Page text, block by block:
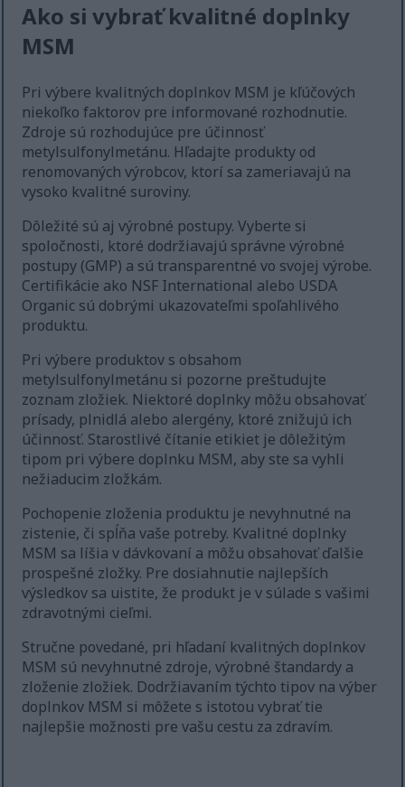
Ako si vybrať kvalitné doplnky
MSM
Pri výbere kvalitných doplnkov MSM je kľúčových
niekoľko faktorov pre informované rozhodnutie.
Zdroje sú rozhodujúce pre účinnosť
metylsulfonylmetánu. Hľadajte produkty od
renomovaných výrobcov, ktorí sa zameriavajú na
vysoko kvalitné suroviny.
Dôležité sú aj výrobné postupy. Vyberte si
spoločnosti, ktoré dodržiavajú správne výrobné
postupy (GMP) a sú transparentné vo svojej výrobe.
Certifikácie ako NSF International alebo USDA
Organic sú dobrými ukazovateľmi spoľahlivého
produktu.
Pri výbere produktov s obsahom
metylsulfonylmetánu si pozorne preštudujte
zoznam zložiek. Niektoré doplnky môžu obsahovať
prísady, plnidlá alebo alergény, ktoré znižujú ich
účinnosť. Starostlivé čítanie etikiet je dôležitým
tipom pri výbere doplnku MSM, aby ste sa vyhli
nežiaducim zložkám.
Pochopenie zloženia produktu je nevyhnutné na
zistenie, či spĺňa vaše potreby. Kvalitné doplnky
MSM sa líšia v dávkovaní a môžu obsahovať ďalšie
prospešné zložky. Pre dosiahnutie najlepších
výsledkov sa uistite, že produkt je v súlade s vašimi
zdravotnými cieľmi.
Stručne povedané, pri hľadaní kvalitných doplnkov
MSM sú nevyhnutné zdroje, výrobné štandardy a
zloženie zložiek. Dodržiavaním týchto tipov na výber
doplnkov MSM si môžete s istotou vybrať tie
najlepšie možnosti pre vašu cestu za zdravím.